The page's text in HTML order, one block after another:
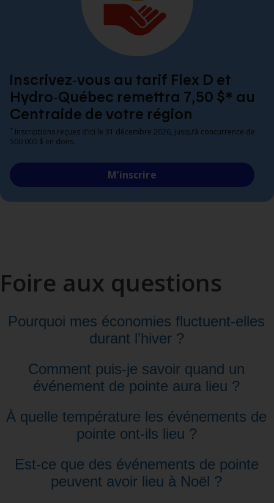
Inscrivez‑vous au tarif Flex D et
Hydro‑Québec remettra 7,50 $* au
Centraide de votre région
* Inscriptions reçues d’ici le 31 décembre 2026, jusqu’à concurrence de
500 000 $ en dons.
M’inscrire
Ouvrir
tarif
Foire aux questions
Pourquoi mes économies fluctuent-elles
durant l’hiver ?
Comment puis-je savoir quand un
événement de pointe aura lieu ?
À quelle température les événements de
pointe ont-ils lieu ?
Est-ce que des événements de pointe
peuvent avoir lieu à Noël ?